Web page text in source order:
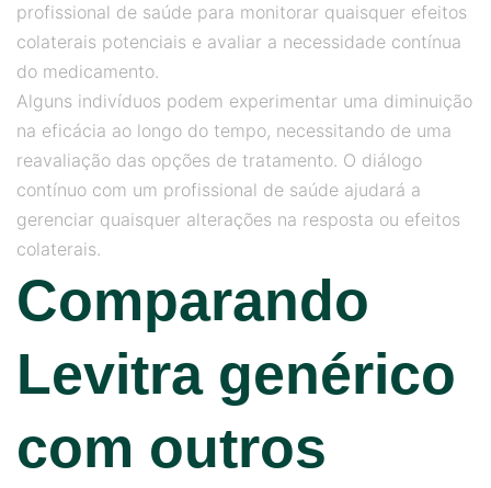
profissional de saúde para monitorar quaisquer efeitos
colaterais potenciais e avaliar a necessidade contínua
do medicamento.
Alguns indivíduos podem experimentar uma diminuição
na eficácia ao longo do tempo, necessitando de uma
reavaliação das opções de tratamento. O diálogo
contínuo com um profissional de saúde ajudará a
gerenciar quaisquer alterações na resposta ou efeitos
colaterais.
Comparando
Levitra genérico
com outros